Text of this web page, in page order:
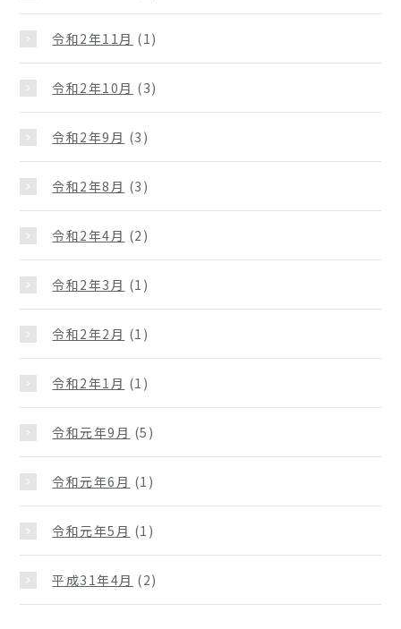
令和2年11月 (1)
令和2年10月 (3)
令和2年9月 (3)
令和2年8月 (3)
令和2年4月 (2)
令和2年3月 (1)
令和2年2月 (1)
令和2年1月 (1)
令和元年9月 (5)
令和元年6月 (1)
令和元年5月 (1)
平成31年4月 (2)